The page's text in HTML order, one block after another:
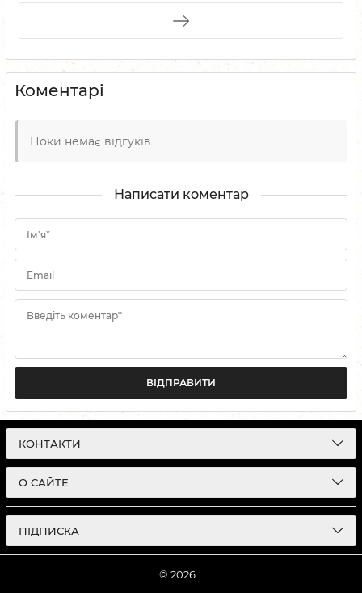
Коментарі
Поки немає відгуків
Написати коментар
Ім'я*
Email
Введіть коментар*
ВІДПРАВИТИ
КОНТАКТИ
О САЙТЕ
ПІДПИСКА
© 2026